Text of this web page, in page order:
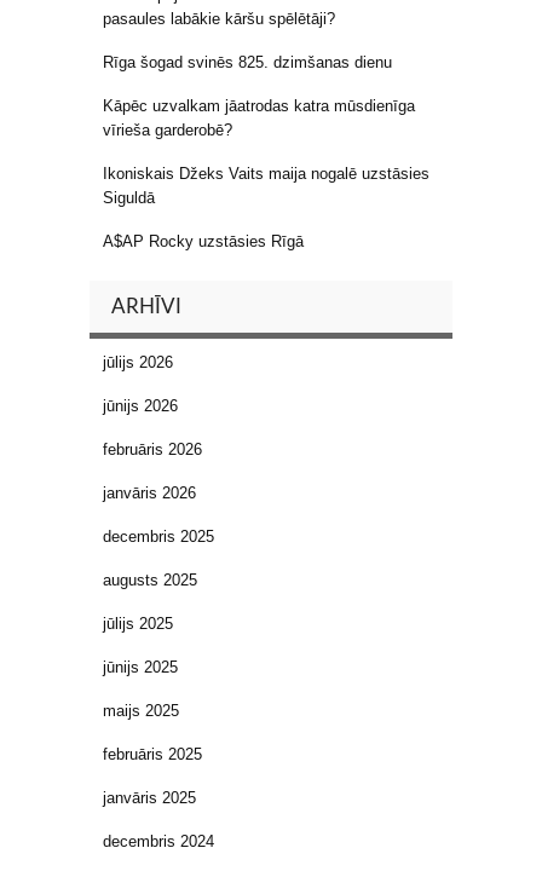
pasaules labākie kāršu spēlētāji?
Rīga šogad svinēs 825. dzimšanas dienu
Kāpēc uzvalkam jāatrodas katra mūsdienīga
vīrieša garderobē?
Ikoniskais Džeks Vaits maija nogalē uzstāsies
Siguldā
A$AP Rocky uzstāsies Rīgā
ARHĪVI
jūlijs 2026
jūnijs 2026
februāris 2026
janvāris 2026
decembris 2025
augusts 2025
jūlijs 2025
jūnijs 2025
maijs 2025
februāris 2025
janvāris 2025
decembris 2024